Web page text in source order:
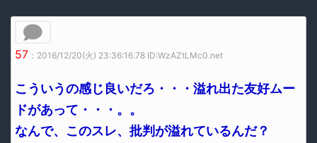
57 ：2016/12/20(火) 23:36:16.78 ID:WzAZtLMc0.net
こういうの感じ良いだろ・・・溢れ出た友好ムー
ドがあって・・・。。
なんで、このスレ、批判が溢れているんだ？